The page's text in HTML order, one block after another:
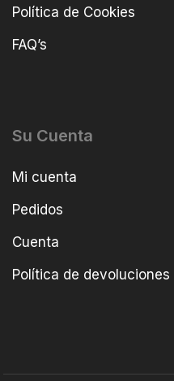
Política de Cookies
FAQ’s
Su Cuenta
Mi cuenta
Pedidos
Cuenta
Política de devoluciones